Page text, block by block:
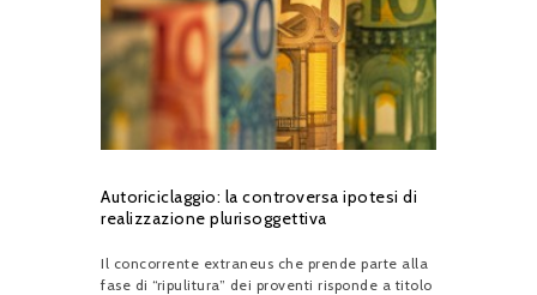
Autoriciclaggio: la controversa ipotesi di
realizzazione plurisoggettiva
Il concorrente extraneus che prende parte alla
fase di “ripulitura” dei proventi risponde a titolo